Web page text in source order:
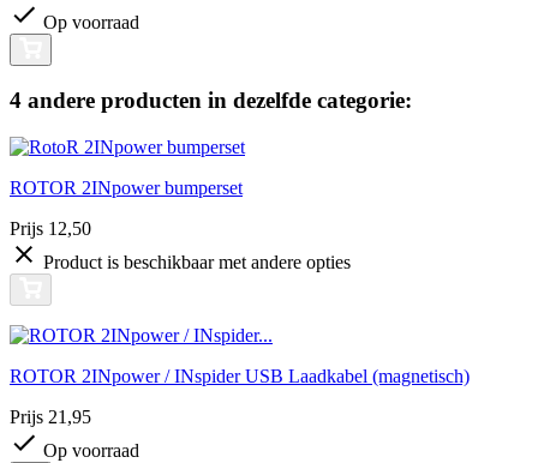
Op voorraad
4 andere producten in dezelfde categorie:
ROTOR 2INpower bumperset
Prijs 12,50
Product is beschikbaar met andere opties
ROTOR 2INpower / INspider USB Laadkabel (magnetisch)
Prijs 21,95
Op voorraad